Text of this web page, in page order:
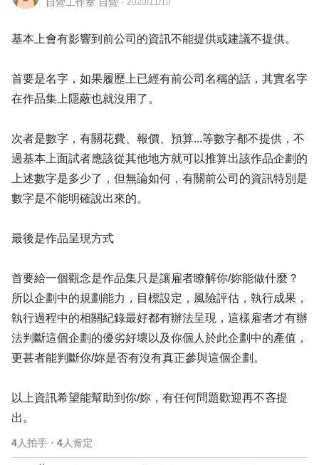
・ 2020/11/10
基本上會有影響到前公司的資訊不能提供或建議不提供。
首要是名字，如果履歷上已經有前公司名稱的話，其實名字
在作品集上隱蔽也就沒用了。
次者是數字，有關花費、報價、預算...等數字都不提供，不
過基本上面試者應該從其他地方就可以推算出該作品企劃的
上述數字是多少了，但無論如何，有關前公司的資訊特別是
數字是不能明確說出來的。
最後是作品呈現方式
首要給一個觀念是作品集只是讓雇者瞭解你/妳能做什麼？
所以企劃中的規劃能力，目標設定，風險評估，執行成果，
執行過程中的相關紀錄最好都有辦法呈現，這樣雇者才有辦
法判斷這個企劃的優劣好壞以及你個人於此企劃中的產值，
更甚者能判斷你/妳是否有沒有真正參與這個企劃。
以上資訊希望能幫助到你/妳，有任何問題歡迎再不吝提
出。
4人拍手 ・ 4人肯定